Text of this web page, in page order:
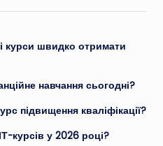
курси швидко отримати
навчання сьогодні?
підвищення кваліфікації?
курсів у 2026 році?